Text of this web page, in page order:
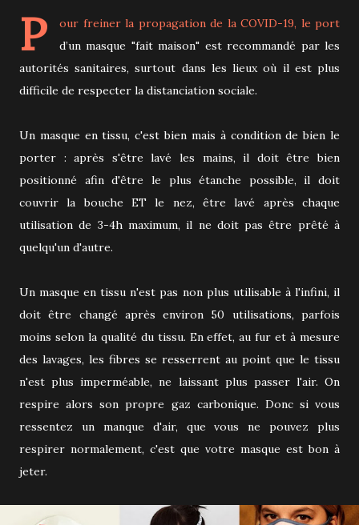
P our freiner la propagation de la COVID-19, le port
d’un masque "fait maison" est recommandé par les
autorités sanitaires, surtout dans les lieux où il est plus
difficile de respecter la distanciation sociale.
Un masque en tissu, c'est bien mais à condition de bien le
porter : après s'être lavé les mains, il doit être bien
positionné afin d'être le plus étanche possible,il doit
couvrir la bouche ET le nez, être lavé après chaque
utilisation de 3-4h maximum, il ne doit pas être prêté à
quelqu'un d'autre.
Un masque en tissu n'est pas non plus utilisable à l'infini, il
doit être changé après environ 50 utilisations, parfois
moins selon la qualité du tissu. En effet, au fur et à mesure
des lavages, les fibres se resserrent au point que le tissu
n'est plus imperméable, ne laissant plus passer l'air. On
respire alors son propre gaz carbonique. Donc si vous
ressentez un manque d'air, que vous ne pouvez plus
respirer normalement, c'est que votre masque est bon à
jeter.